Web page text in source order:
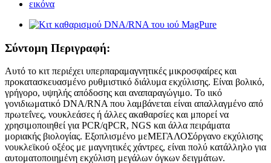
Σύντομη Περιγραφή:
Αυτό το κιτ περιέχει υπερπαραμαγνητικές μικροσφαίρες και
προκατασκευασμένο ρυθμιστικό διάλυμα εκχύλισης. Είναι βολικό,
γρήγορο, υψηλής απόδοσης και αναπαραγώγιμο. Το ιικό
γονιδιωματικό DNA/RNA που λαμβάνεται είναι απαλλαγμένο από
πρωτεΐνες, νουκλεάσες ή άλλες ακαθαρσίες και μπορεί να
χρησιμοποιηθεί για PCR/qPCR, NGS και άλλα πειράματα
μοριακής βιολογίας. Εξοπλισμένο μεΜΕΓΑΛΟΣόργανο εκχύλισης
νουκλεϊκού οξέος με μαγνητικές χάντρες, είναι πολύ κατάλληλο για
αυτοματοποιημένη εκχύλιση μεγάλων όγκων δειγμάτων.